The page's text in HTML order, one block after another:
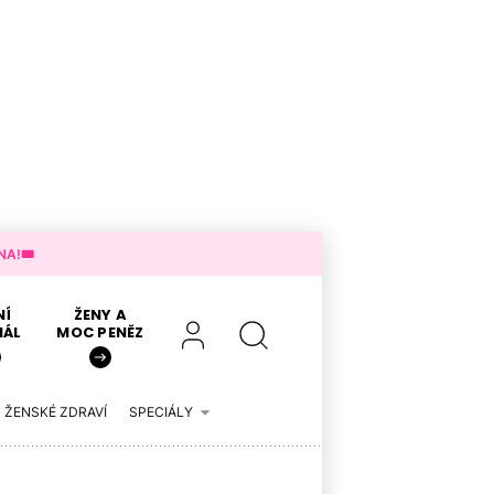
ŽENY A
MOC PENĚZ
ŽENSKÉ ZDRAVÍ SPECIÁLY